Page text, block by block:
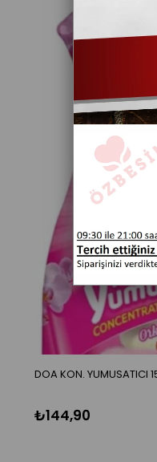
DOA KON. YUMUSATICI
₺144,90